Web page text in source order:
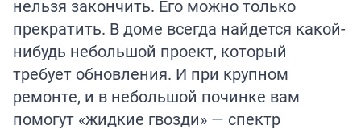
нельзя закончить. Его можно только
прекратить. В доме всегда найдется какой-
нибудь небольшой проект, который
требует обновления. И при крупном
ремонте, и в небольшой починке вам
помогут «жидкие гвозди» — спектр